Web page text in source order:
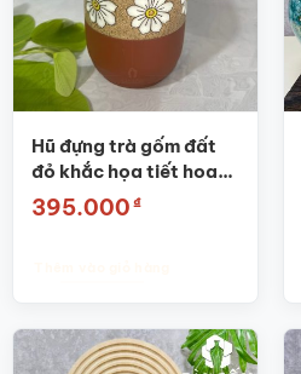
Hũ đựng trà gốm đất
đỏ khắc họa tiết hoa
cúc SG-BĐT48
395.000 ₫